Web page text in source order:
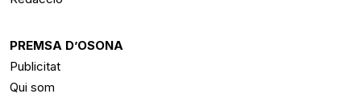
PREMSA D’OSONA
Publicitat
Qui som